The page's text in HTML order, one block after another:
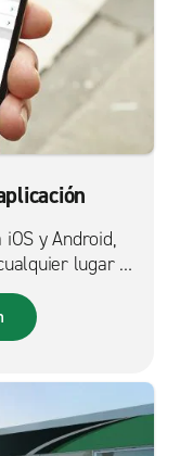
y Android,
lugar es